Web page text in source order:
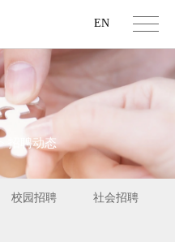
EN
>招聘动态
校园招聘
社会招聘